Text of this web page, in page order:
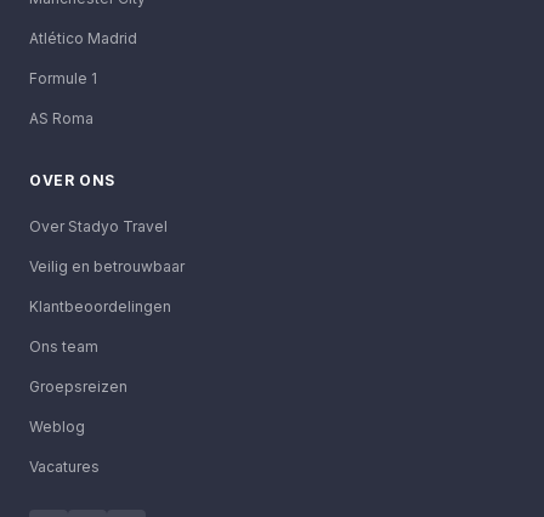
Atlético Madrid
Formule 1
AS Roma
OVER ONS
Over Stadyo Travel
Veilig en betrouwbaar
Klantbeoordelingen
Ons team
Groepsreizen
Weblog
Vacatures